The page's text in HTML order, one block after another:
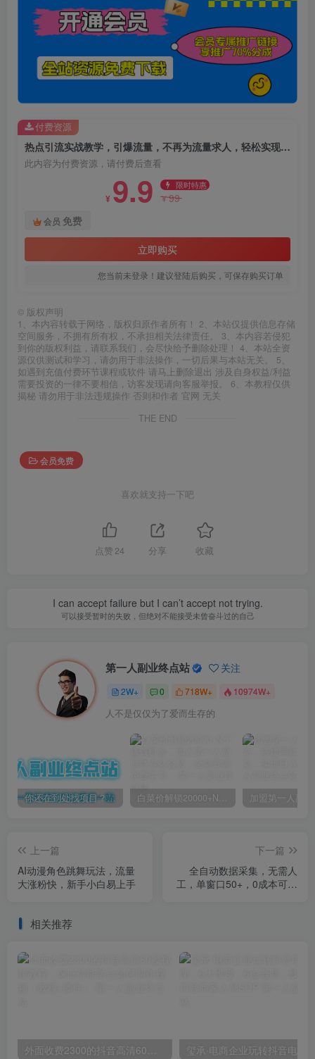
热点引流实战教学，引爆流量，不再为流量求人，轻松实现让用户求着加我们
此内容为付费资源，请付费后查看
¥ 9.9 限时特惠
¥99
会员 免费
立即购买
您当前未登录！建议登陆后购买，可保存购买订单
付费资源
© 版权声明
1、本内容转载于网络，版权归原作者所有！ 2、本站仅提供信息存储
空间服务，不拥有所有权，不承担相关法律责任。 3、本内容若侵犯
到你的版权利益，请联系我们，会尽快给予删除处理！ 4、本站全资
源仅供测试和学习，请勿用于非法操作，一切后果与本站无关。 5、
如遇到充值付费环节课程或软件 请马上删除退出 涉及自身权益/利益
需要投资的一律不要相信，访客发现请向客服举报。 6、本教程仅供
揭秘 请勿用于非法违规操作 否则和作者 官网 无关
THE END
会员免费
喜欢就支持一下吧
点赞 24 分享 收藏
I can accept failure but I can’t accept not trying.
可以接受暂时的失败，但绝对不能接受未曾奋斗过的自己
第一人副业终点站 关注
2W+ 0 718W+ 10974W+
人不是仅仅为了爱而生存的
你还在到处找项目？还在当韭菜？我靠卖项目一个月收入5万+，曾经我也是个失败者。 白菜价解锁20000+N个赚钱机会，加入第一人副业终点站会员，全站资源免费学习。
上一篇
AI动漫角色跳舞玩法，流量
大涨粉快，新手小白易上手
下一篇
全自动数据采集，无需人
工，单窗口50+，0成本可批
相关推荐
外面收费2300的抖音高清60帧视频教程，保证你能学会如何制作视频（教程+插件）